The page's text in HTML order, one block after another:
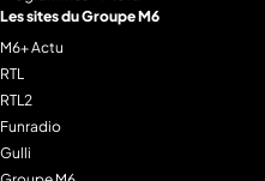
Les sites du Groupe M6
M6+ Actu
RTL
RTL2
Funradio
Gulli